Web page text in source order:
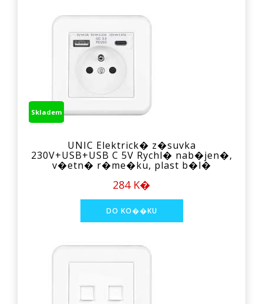
Skladem
UNIC Elektrick� z�suvka
230V+USB+USB C 5V Rychl� nab�jen�,
v�etn� r�me�ku, plast b�l�
284 K�